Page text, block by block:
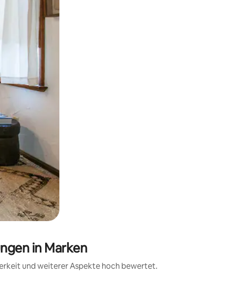
Berühren oder Wischgesten.
in Marken
und weiterer Aspekte hoch bewertet.